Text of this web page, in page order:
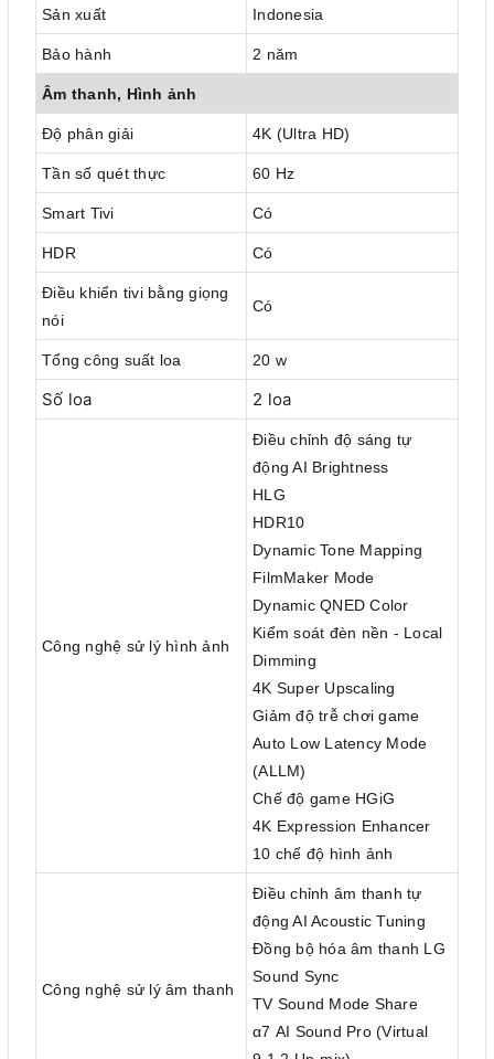
Sản xuất Indonesia
Bảo hành 2 năm
Âm thanh, Hình ảnh
Độ phân giải 4K (Ultra HD)
Tần số quét thực 60 Hz
Smart Tivi Có
HDR Có
Điều khiển tivi bằng giọng
nói
Có
Tổng công suất loa 20 w
Số loa 2 loa
Công nghệ sử lý hình ảnh
Điều chỉnh độ sáng tự
động AI Brightness
HLG
HDR10
Dynamic Tone Mapping
FilmMaker Mode
Dynamic QNED Color
Kiểm soát đèn nền - Local
Dimming
4K Super Upscaling
Giảm độ trễ chơi game
Auto Low Latency Mode
(ALLM)
Chế độ game HGiG
4K Expression Enhancer
10 chế độ hình ảnh
Công nghệ sử lý âm thanh
Điều chỉnh âm thanh tự
động AI Acoustic Tuning
Đồng bộ hóa âm thanh LG
Sound Sync
TV Sound Mode Share
α7 AI Sound Pro (Virtual